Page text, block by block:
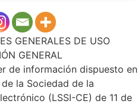
GENERALES DE USO
GENERAL
de información dispuesto en
la Sociedad de la
(LSSI-CE) de 11 de